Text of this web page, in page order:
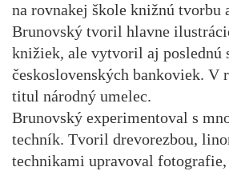
na rovnakej škole knižnú tvorbu
Brunovský tvoril hlavne
knižiek, ale vytvoril aj poslednú
československých bankoviek. V
titul národný umelec.
Brunovský experimentoval s
techník. Tvoril drevorezbou,
technikami upravoval fotografie,